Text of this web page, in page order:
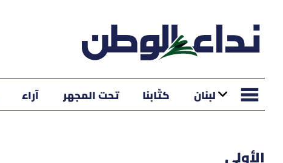
لبنان كتّابنا تحت المجهر آراء
الأولى